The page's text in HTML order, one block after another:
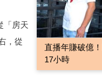
「房天
，從
直播年賺破億
17小時